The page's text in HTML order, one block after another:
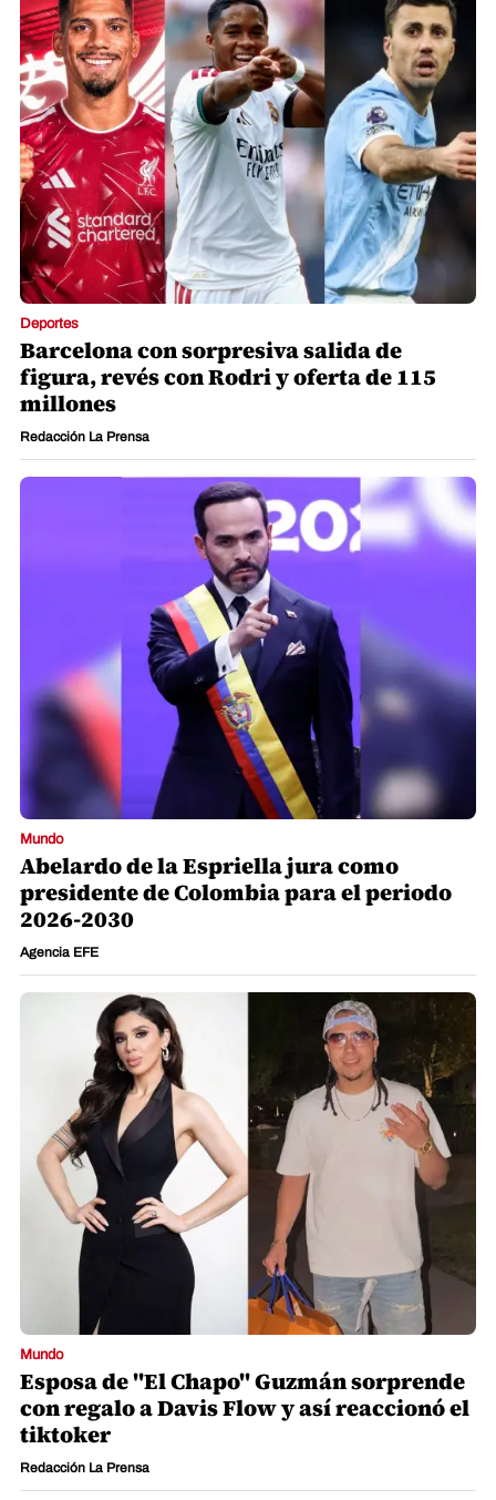
Deportes
Barcelona con sorpresiva salida de
figura, revés con Rodri y oferta de 115
millones
Redacción La Prensa
Mundo
Abelardo de la Espriella jura como
presidente de Colombia para el periodo
2026-2030
Agencia EFE
Mundo
Esposa de "El Chapo" Guzmán sorprende
con regalo a Davis Flow y así reaccionó el
tiktoker
Redacción La Prensa